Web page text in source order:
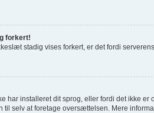
forkert!
stadig vises forkert, er det fordi
har installeret dit sprog, eller fordi det ikke
til selv at foretage oversættelsen. Mere